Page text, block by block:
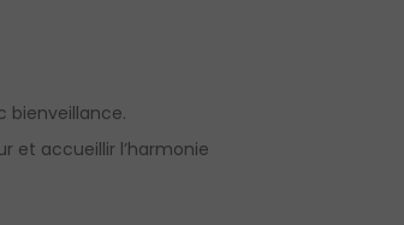
bienveillance.
et accueillir l’harmonie